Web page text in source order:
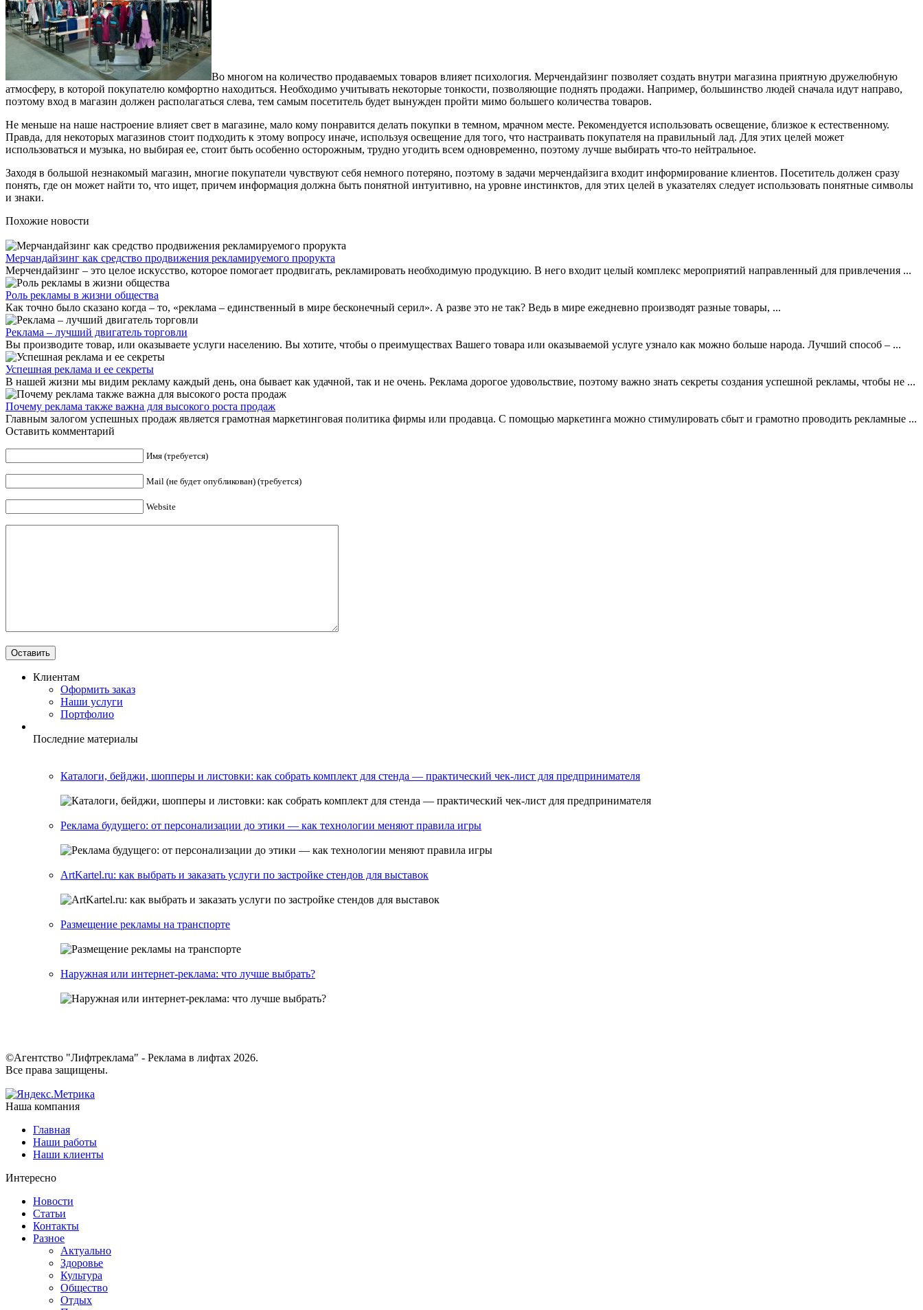
Во многом на количество продаваемых товаров влияет психология. Мерчендайзинг позволяет создать внутри магазина приятную дружелюбную
атмосферу, в которой покупателю комфортно находиться. Необходимо учитывать некоторые тонкости, позволяющие поднять продажи. Например, большинство людей сначала идут направо,
поэтому вход в магазин должен располагаться слева, тем самым посетитель будет вынужден пройти мимо большего количества товаров.
Не меньше на наше настроение влияет свет в магазине, мало кому понравится делать покупки в темном, мрачном месте. Рекомендуется использовать освещение, близкое к естественному.
Правда, для некоторых магазинов стоит подходить к этому вопросу иначе, используя освещение для того, что настраивать покупателя на правильный лад. Для этих целей может
использоваться и музыка, но выбирая ее, стоит быть особенно осторожным, трудно угодить всем одновременно, поэтому лучше выбирать что-то нейтральное.
Заходя в большой незнакомый магазин, многие покупатели чувствуют себя немного потеряно, поэтому в задачи мерчендайзига входит информирование клиентов. Посетитель должен сразу
понять, где он может найти то, что ищет, причем информация должна быть понятной интуитивно, на уровне инстинктов, для этих целей в указателях следует использовать понятные символы
и знаки.
Похожие новости
Мерчандайзинг как средство продвижения рекламируемого прорукта
Мерчендайзинг – это целое искусство, которое помогает продвигать, рекламировать необходимую продукцию. В него входит целый комплекс мероприятий направленный для привлечения ...
Роль рекламы в жизни общества
Как точно было сказано когда – то, «реклама – единственный в мире бесконечный серил». А разве это не так? Ведь в мире ежедневно производят разные товары, ...
Реклама – лучший двигатель торговли
Вы производите товар, или оказываете услуги населению. Вы хотите, чтобы о преимуществах Вашего товара или оказываемой услуге узнало как можно больше народа. Лучший способ – ...
Успешная реклама и ее секреты
В нашей жизни мы видим рекламу каждый день, она бывает как удачной, так и не очень. Реклама дорогое удовольствие, поэтому важно знать секреты создания успешной рекламы, чтобы не ...
Почему реклама также важна для высокого роста продаж
Главным залогом успешных продаж является грамотная маркетинговая политика фирмы или продавца. С помощью маркетинга можно стимулировать сбыт и грамотно проводить рекламные ...
Оставить комментарий
Имя (требуется)
Mail (не будет опубликован) (требуется)
Website
Клиентам
Оформить заказ
Наши услуги
Портфолио
Последние материалы
Каталоги, бейджи, шопперы и листовки: как собрать комплект для стенда — практический чек-лист для предпринимателя
Реклама будущего: от персонализации до этики — как технологии меняют правила игры
ArtKartel.ru: как выбрать и заказать услуги по застройке стендов для выставок
Размещение рекламы на транспорте
Наружная или интернет-реклама: что лучше выбрать?
©Агентство "Лифтреклама" - Реклама в лифтах 2026.
Все права защищены.
Наша компания
Главная
Наши работы
Наши клиенты
Интересно
Новости
Статьи
Контакты
Разное
Актуально
Здоровье
Культура
Общество
Отдых